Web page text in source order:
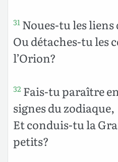
31 Noues-tu les liens
Ou détaches-tu les
l’Orion?
32 Fais-tu paraître
signes du zodiaque,
Et conduis-tu la
petits?